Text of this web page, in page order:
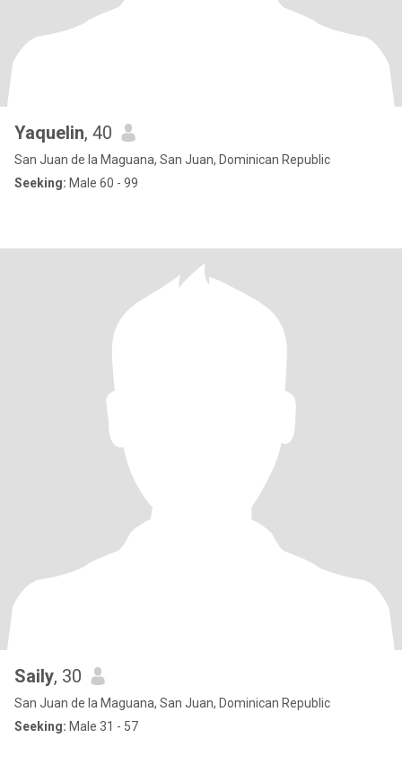
Yaquelin, 40
San Juan de la Maguana, San Juan, Dominican Republic
Seeking: Male 60 - 99
Saily, 30
San Juan de la Maguana, San Juan, Dominican Republic
Seeking: Male 31 - 57